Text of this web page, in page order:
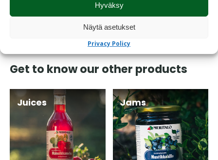
Hyväksy
Näytä asetukset
Privacy Policy
Get to know our other products
Juices Jams